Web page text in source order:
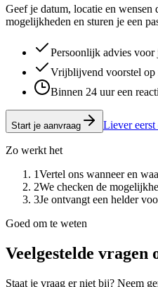
Geef je datum, locatie en wensen
mogelijkheden en sturen je een
Persoonlijk advies voor
Vrijblijvend voorstel op
Binnen 24 uur een
Start je aanvraag Liever eerst
Zo werkt het
1Vertel ons wanneer en
2We checken de
3Je ontvangt een helder
Goed om te weten
Veelgestelde vragen
Staat je vraag er niet bij? Neem